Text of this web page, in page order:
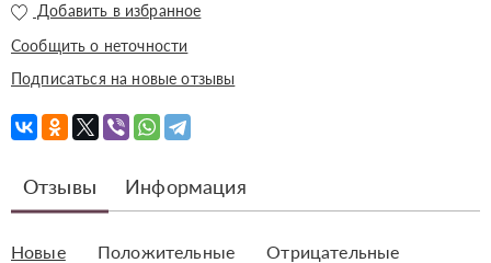
Добавить в избранное
Сообщить о неточности
Подписаться на новые отзывы
Отзывы Информация
Новые Положительные Отрицательные